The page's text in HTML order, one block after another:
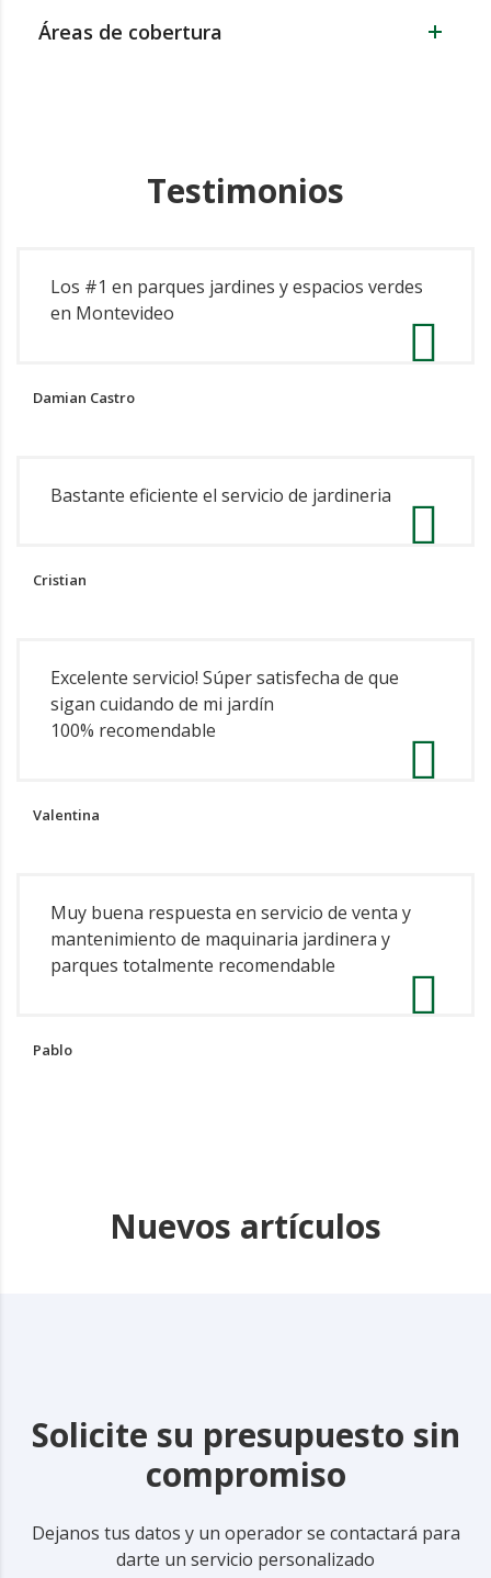
Áreas de cobertura
Testimonios
Los #1 en parques jardines y espacios verdes
en Montevideo
Damian Castro
Bastante eficiente el servicio de jardineria
Cristian
Excelente servicio! Súper satisfecha de que
sigan cuidando de mi jardín
100% recomendable
Valentina
Muy buena respuesta en servicio de venta y
mantenimiento de maquinaria jardinera y
parques totalmente recomendable
Pablo
Nuevos artículos
Solicite su presupuesto sin
compromiso
Dejanos tus datos y un operador se contactará para
darte un servicio personalizado